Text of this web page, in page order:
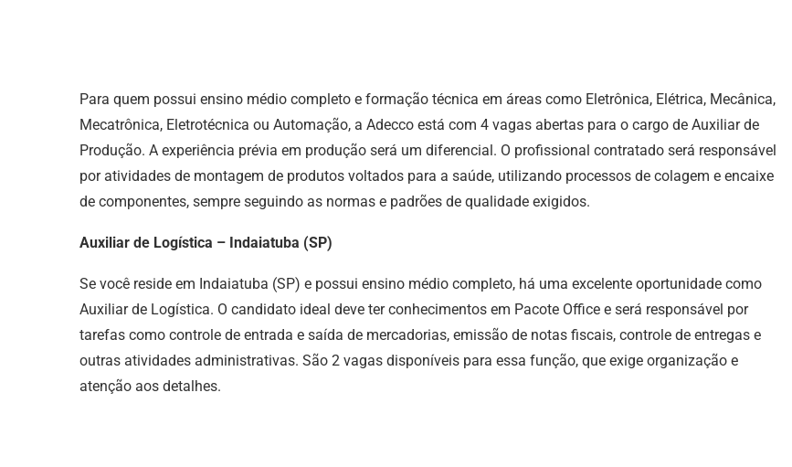
Para quem possui ensino médio completo e formação técnica em áreas como Eletrônica, Elétrica, Mecânica,
Mecatrônica, Eletrotécnica ou Automação, a Adecco está com 4 vagas abertas para o cargo de Auxiliar de
Produção. A experiência prévia em produção será um diferencial. O profissional contratado será responsável
por atividades de montagem de produtos voltados para a saúde, utilizando processos de colagem e encaixe
de componentes, sempre seguindo as normas e padrões de qualidade exigidos.
Auxiliar de Logística – Indaiatuba (SP)
Se você reside em Indaiatuba (SP) e possui ensino médio completo, há uma excelente oportunidade como
Auxiliar de Logística. O candidato ideal deve ter conhecimentos em Pacote Office e será responsável por
tarefas como controle de entrada e saída de mercadorias, emissão de notas fiscais, controle de entregas e
outras atividades administrativas. São 2 vagas disponíveis para essa função, que exige organização e
atenção aos detalhes.